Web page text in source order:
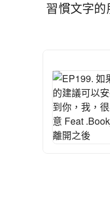
習慣文字